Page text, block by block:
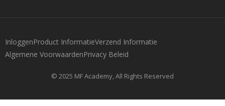
InloggenProduct InformatieVerzend Informatie
Algemene VoorwaardenPrivacy Beleid
© 2025 MF Academy, All Rights Reserved